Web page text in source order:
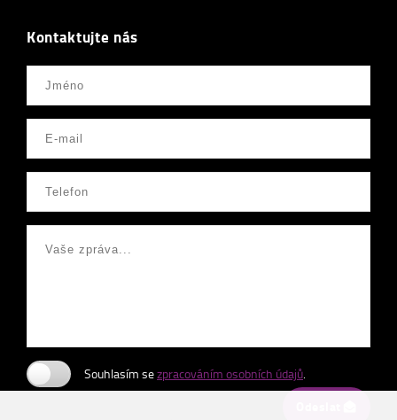
Kontaktujte nás
Souhlasím sezpracováním osobních údajů